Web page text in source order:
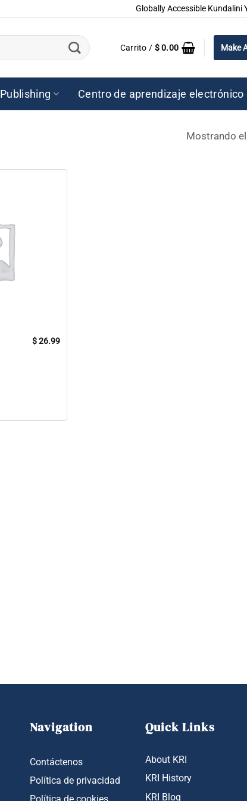
Globally Accessible Kundalini
Carrito / $0.00 Make
Publishing Centro de aprendizaje electrónico
Mostrando
$26.99
Navigation
Contáctenos
Política de privacidad
Quick Links
About KRI
KRI History
KRI Blog